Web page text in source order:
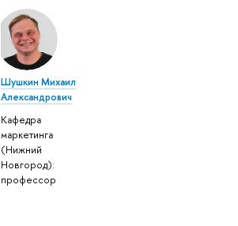
Шушкин Михаил
Александрович
Кафедра
маркетинга
(Нижний
Новгород):
профессор